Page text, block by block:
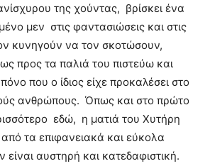
της χούντας, βρίσκει ένα
μεν στις φαντασιώσεις και στις
κυνηγούν να τον σκοτώσουν,
προς τα παλιά του πιστεύω και
που ο ίδιος είχε προκαλέσει στο
ανθρώπους. Όπως και στο πρώτο
εδώ, η ματιά του Χυτήρη
τα επιφανειακά και εύκολα
αυστηρή και κατεδαφιστική.